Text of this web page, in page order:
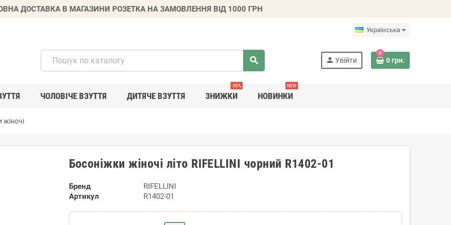
ДОСТАВКА В МАГАЗИНИ РОЗЕТКА НА ЗАМОВЛЕННЯ ВІД 1000 ГРН
Українська
search person Увійти
0
0 грн.
ЧОЛОВІЧЕ ВЗУТТЯ ДИТЯЧЕ ВЗУТТЯ ЗНИЖКИ
-50%
НОВИНКИ
NEW
жіночі
Босоніжки жіночі літо RIFELLINI чорний R1402-01
Бренд
RIFELLINI
Артикул
R1402-01